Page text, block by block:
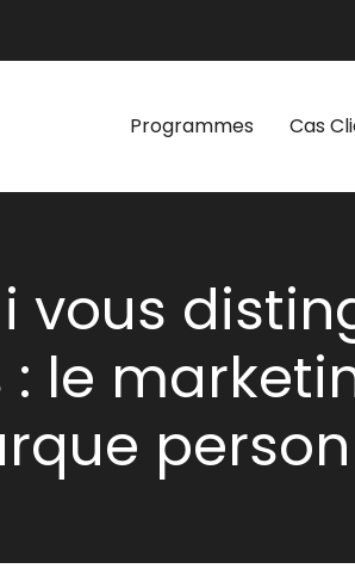
Programmes Cas
vous
le